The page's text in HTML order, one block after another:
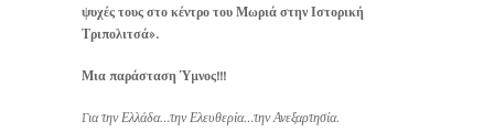
ψυχές τους ​στο κέντρο του Μωριά στην Ιστορική
Τριπολιτσά».
Μια παράσταση Ύμνος!!!
Για την Ελλάδα…την Ελευθερία…την Ανεξαρτησία.